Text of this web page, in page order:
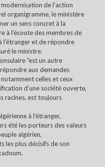
de l’action
organigramme, le ministère
un sens concret à la
à l’écoute des membres de
l’étranger et de répondre
le ministre.
“est un autre
aux demandes
celles et ceux
d’une société ouverte,
racines, est toujours
à l’étranger,
été les porteurs des valeurs
algérien,
les plus décisifs de son